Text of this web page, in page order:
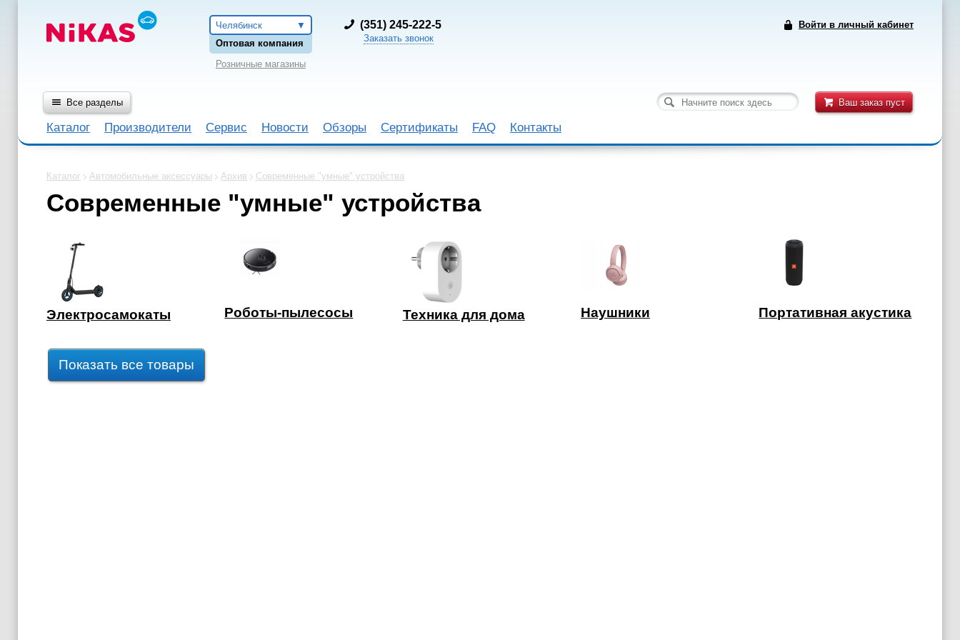
Войти в личный кабинет
Челябинск
Оптовая компания
Розничные магазины
(351) 245-222-5
Заказать звонок
Ваш заказ пуст
Все разделы
Каталог Производители Сервис Новости Обзоры Сертификаты FAQ Контакты
Каталог Автомобильные аксессуары Архив Современные "умные" устройства
Современные "умные" устройства
Электросамокаты Роботы-пылесосы Техника для дома Наушники Портативная акустика
Показать все товары